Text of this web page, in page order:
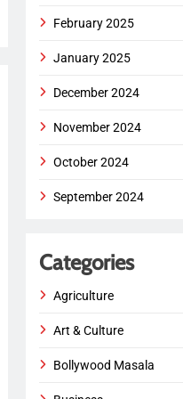
February 2025
January 2025
December 2024
November 2024
October 2024
September 2024
Categories
Agriculture
Art & Culture
Bollywood Masala